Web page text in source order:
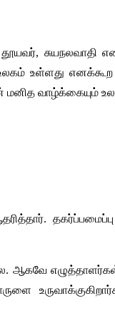
தூயவர், சுயநலவாதி
உள்ளது எனக்கூற
மனித வாழ்க்கையும்
. தகர்ப்பமைப்பு
. ஆகவே